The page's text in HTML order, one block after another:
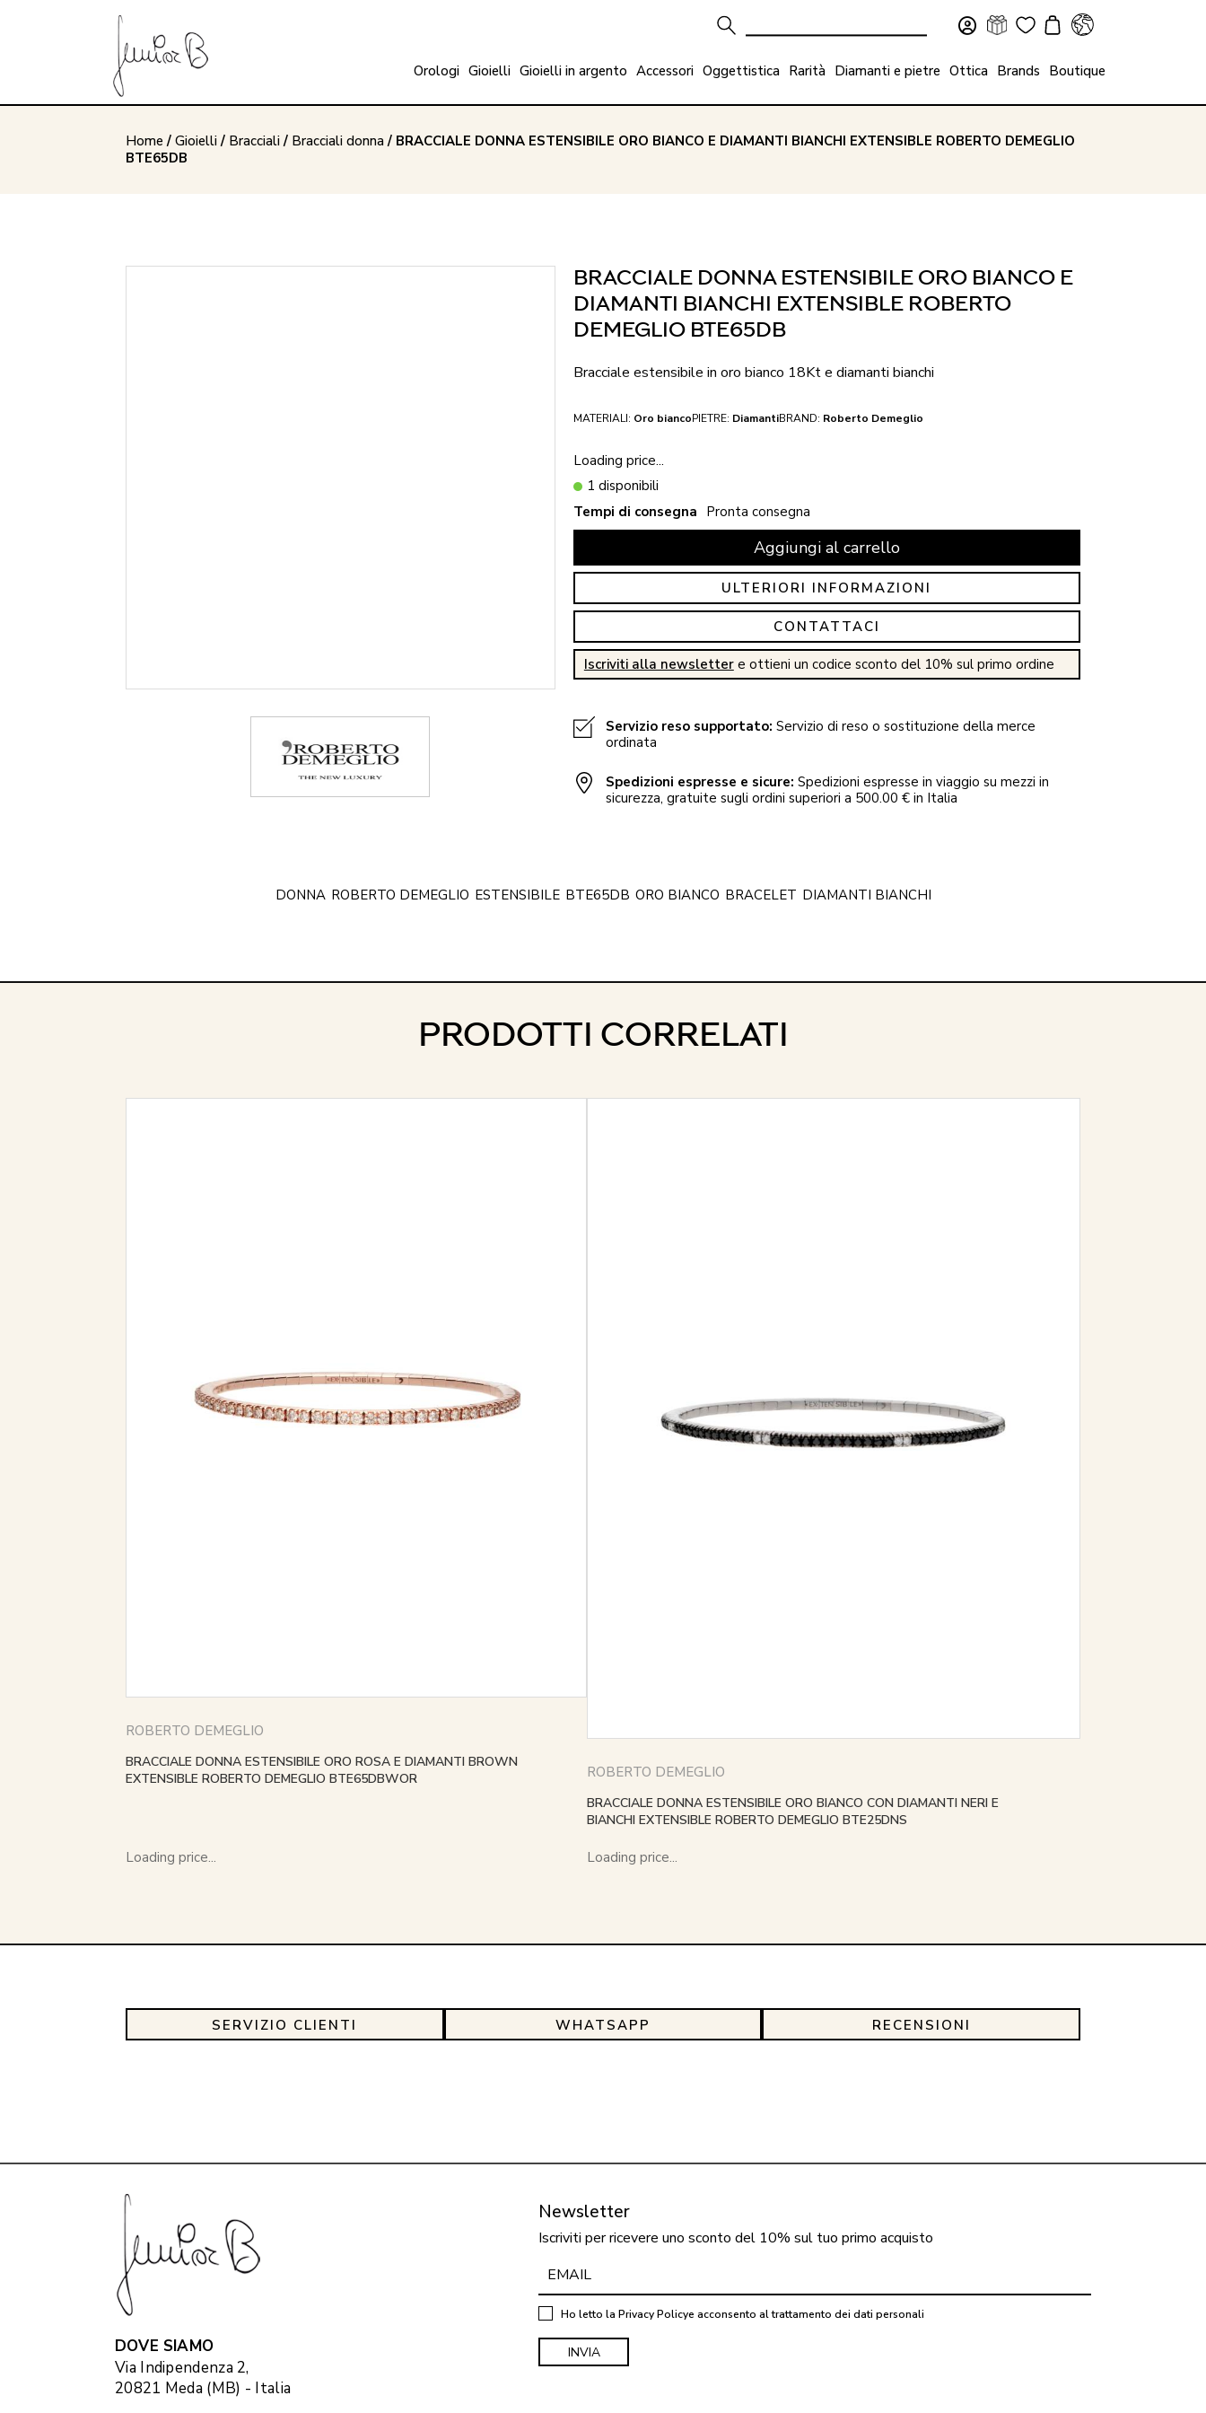
Orologi Gioielli Gioielli in argento Accessori Oggettistica Rarità Diamanti e pietre Ottica Brands Boutique
Home / Gioielli/ Bracciali/ Bracciali donna/ BRACCIALE DONNA ESTENSIBILE ORO BIANCO E DIAMANTI BIANCHI EXTENSIBLE ROBERTO DEMEGLIO
BTE65DB
BRACCIALE DONNA ESTENSIBILE ORO BIANCO E
DIAMANTI BIANCHI EXTENSIBLE ROBERTO
DEMEGLIO BTE65DB
Bracciale estensibile in oro bianco 18Kt e diamanti bianchi
MATERIALI: Oro biancoPIETRE: DiamantiBRAND: Roberto Demeglio
Loading price...
1 disponibili
Tempi di consegna Pronta consegna
Aggiungi al carrello
ULTERIORI INFORMAZIONI
CONTATTACI
Iscriviti alla newslettere ottieni un codice sconto del 10% sul primo ordine
Servizio reso supportato: Servizio di reso o sostituzione della merce
ordinata
Spedizioni espresse e sicure: Spedizioni espresse in viaggio su mezzi in
sicurezza, gratuite sugli ordini superiori a 500.00 € in Italia
DONNA ROBERTO DEMEGLIO ESTENSIBILE BTE65DB ORO BIANCO BRACELET DIAMANTI BIANCHI
PRODOTTI CORRELATI
ROBERTO DEMEGLIO
BRACCIALE DONNA ESTENSIBILE ORO ROSA E DIAMANTI BROWN
EXTENSIBLE ROBERTO DEMEGLIO BTE65DBWOR
Loading price...
ROBERTO DEMEGLIO
BRACCIALE DONNA ESTENSIBILE ORO BIANCO CON DIAMANTI NERI E
BIANCHI EXTENSIBLE ROBERTO DEMEGLIO BTE25DNS
Loading price...
SERVIZIO CLIENTI WHATSAPP RECENSIONI
DOVE SIAMO
Via Indipendenza 2,
20821 Meda (MB) - Italia
Newsletter
Iscriviti per ricevere uno sconto del 10% sul tuo primo acquisto
Ho letto laPrivacy Policye acconsento al trattamento dei dati personali